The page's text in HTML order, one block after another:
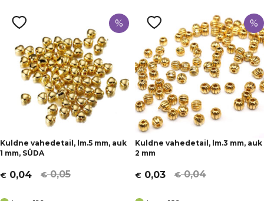
%
Kuldne vahedetail, lm.5 mm, auk
1 mm, SÜDA
€0,05
Algne
€ 0,04
Current
%
Kuldne vahedetail, lm.3 mm, auk
2 mm
€0,04
Algne
€ 0,03
Current